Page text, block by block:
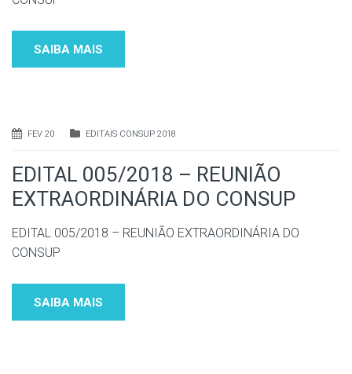
SAIBA MAIS
FEV 20 EDITAIS CONSUP 2018
EDITAL 005/2018 – REUNIÃO
EXTRAORDINÁRIA DO CONSUP
EDITAL 005/2018 – REUNIÃO EXTRAORDINÁRIA DO
CONSUP
SAIBA MAIS